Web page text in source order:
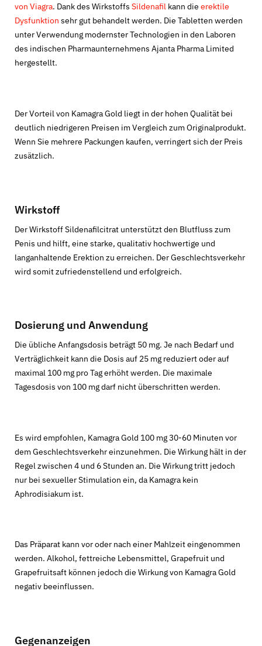
von Viagra. Dank des Wirkstoffs Sildenafil kann die erektile
Dysfunktion sehr gut behandelt werden. Die Tabletten werden
unter Verwendung modernster Technologien in den Laboren
des indischen Pharmaunternehmens Ajanta Pharma Limited
hergestellt.
Der Vorteil von Kamagra Gold liegt in der hohen Qualität bei
deutlich niedrigeren Preisen im Vergleich zum Originalprodukt.
Wenn Sie mehrere Packungen kaufen, verringert sich der Preis
zusätzlich.
Wirkstoff
Der Wirkstoff Sildenafilcitrat unterstützt den Blutfluss zum
Penis und hilft, eine starke, qualitativ hochwertige und
langanhaltende Erektion zu erreichen. Der Geschlechtsverkehr
wird somit zufriedenstellend und erfolgreich.
Dosierung und Anwendung
Die übliche Anfangsdosis beträgt 50 mg. Je nach Bedarf und
Verträglichkeit kann die Dosis auf 25 mg reduziert oder auf
maximal 100 mg pro Tag erhöht werden. Die maximale
Tagesdosis von 100 mg darf nicht überschritten werden.
Es wird empfohlen, Kamagra Gold 100 mg 30-60 Minuten vor
dem Geschlechtsverkehr einzunehmen. Die Wirkung hält in der
Regel zwischen 4 und 6 Stunden an. Die Wirkung tritt jedoch
nur bei sexueller Stimulation ein, da Kamagra kein
Aphrodisiakum ist.
Das Präparat kann vor oder nach einer Mahlzeit eingenommen
werden. Alkohol, fettreiche Lebensmittel, Grapefruit und
Grapefruitsaft können jedoch die Wirkung von Kamagra Gold
negativ beeinflussen.
Gegenanzeigen